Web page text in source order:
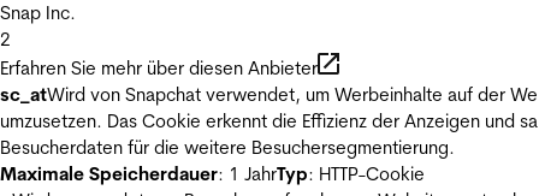
Snap Inc.
2
Erfahren Sie mehr über diesen Anbieter
sc_atWird von Snapchat verwendet, um Werbeinhalte auf der
umzusetzen. Das Cookie erkennt die Effizienz der Anzeigen und
Besucherdaten für die weitere Besuchersegmentierung.
Maximale Speicherdauer: 1 JahrTyp: HTTP-Cookie